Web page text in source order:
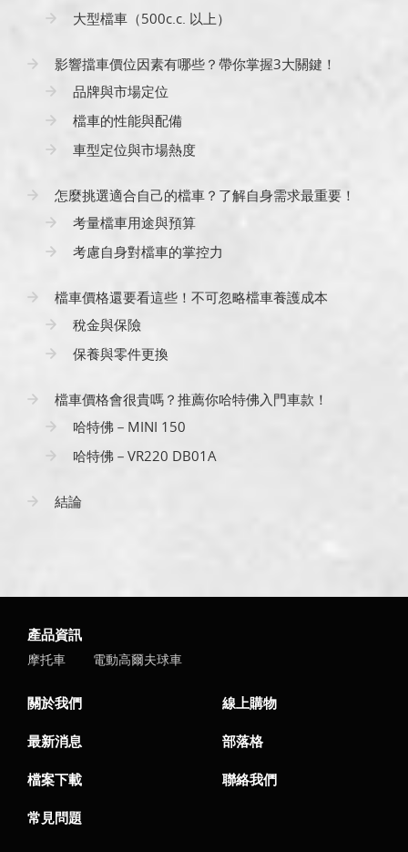
大型檔車（500c.c. 以上）
影響擋車價位因素有哪些？帶你掌握3大關鍵！
品牌與市場定位
檔車的性能與配備
車型定位與市場熱度
怎麼挑選適合自己的檔車？了解自身需求最重要！
考量檔車用途與預算
考慮自身對檔車的掌控力
檔車價格還要看這些！不可忽略檔車養護成本
稅金與保險
保養與零件更換
檔車價格會很貴嗎？推薦你哈特佛入門車款！
哈特佛－MINI 150
哈特佛－VR220 DB01A
結論
產品資訊
摩托車 電動高爾夫球車
關於我們 線上購物
最新消息 部落格
檔案下載 聯絡我們
常見問題